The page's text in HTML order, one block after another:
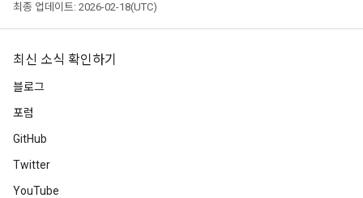
최종 업데이트: 2026-02-18(UTC)
최신 소식 확인하기
블로그
포럼
GitHub
Twitter
YouTube